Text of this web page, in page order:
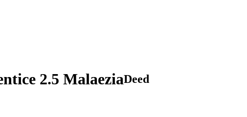
2.5 MalaeziaDeed